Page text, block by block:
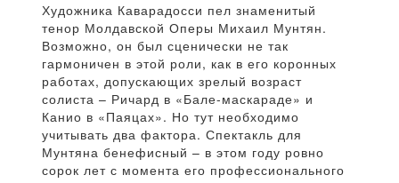
Художника Каварадосси пел знаменитый
тенор Молдавской Оперы Михаил Мунтян.
Возможно, он был сценически не так
гармоничен в этой роли, как в его коронных
работах, допускающих зрелый возраст
солиста – Ричард в «Бале-маскараде» и
Канио в «Паяцах». Но тут необходимо
учитывать два фактора. Спектакль для
Мунтяна бенефисный – в этом году ровно
сорок лет с момента его профессионального